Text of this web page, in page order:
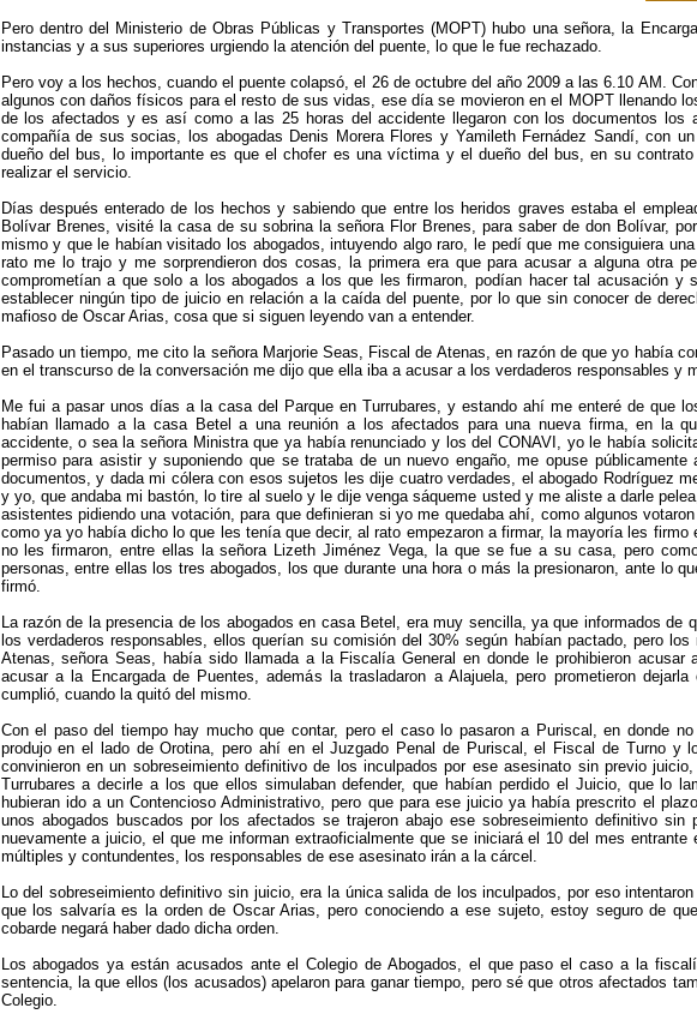
Pero dentro del Ministerio de Obras Públicas y Transportes (MOPT) hubo una señora, la
instancias y a sus superiores urgiendo la atención del puente, lo que le fue rechazado.
Pero voy a los hechos, cuando el puente colapsó, el 26 de octubre del año 2009 a las 6.10 AM.
algunos con daños físicos para el resto de sus vidas, ese día se movieron en el MOPT llenando
de los afectados y es así como a las 25 horas del accidente llegaron con los documentos los
compañía de sus socias, los abogadas Denis Morera Flores y Yamileth Fernádez Sandí, con
dueño del bus, lo importante es que el chofer es una víctima y el dueño del bus, en su
realizar el servicio.
Días después enterado de los hechos y sabiendo que entre los heridos graves estaba el
Bolívar Brenes, visité la casa de su sobrina la señora Flor Brenes, para saber de don Bolívar,
mismo y que le habían visitado los abogados, intuyendo algo raro, le pedí que me consiguiera
rato me lo trajo y me sorprendieron dos cosas, la primera era que para acusar a alguna otra
comprometían a que solo a los abogados a los que les firmaron, podían hacer tal acusación y
establecer ningún tipo de juicio en relación a la caída del puente, por lo que sin conocer de
mafioso de Oscar Arias, cosa que si siguen leyendo van a entender.
Pasado un tiempo, me cito la señora Marjorie Seas, Fiscal de Atenas, en razón de que yo había
en el transcurso de la conversación me dijo que ella iba a acusar a los verdaderos responsables y
Me fui a pasar unos días a la casa del Parque en Turrubares, y estando ahí me enteré de que
habían llamado a la casa Betel a una reunión a los afectados para una nueva firma, en la
accidente, o sea la señora Ministra que ya había renunciado y los del CONAVI, yo le había
permiso para asistir y suponiendo que se trataba de un nuevo engaño, me opuse
documentos, y dada mi cólera con esos sujetos les dije cuatro verdades, el abogado Rodríguez
y yo, que andaba mi bastón, lo tire al suelo y le dije venga sáqueme usted y me aliste a darle
asistentes pidiendo una votación, para que definieran si yo me quedaba ahí, como algunos
como ya yo había dicho lo que les tenía que decir, al rato empezaron a firmar, la mayoría les firmo
no les firmaron, entre ellas la señora Lizeth Jiménez Vega, la que se fue a su casa, pero
personas, entre ellas los tres abogados, los que durante una hora o más la presionaron, ante lo
firmó.
La razón de la presencia de los abogados en casa Betel, era muy sencilla, ya que informados de
los verdaderos responsables, ellos querían su comisión del 30% según habían pactado, pero
Atenas, señora Seas, había sido llamada a la Fiscalía General en donde le prohibieron acusar
acusar a la Encargada de Puentes, además la trasladaron a Alajuela, pero prometieron
cumplió, cuando la quitó del mismo.
Con el paso del tiempo hay mucho que contar, pero el caso lo pasaron a Puriscal, en donde
produjo en el lado de Orotina, pero ahí en el Juzgado Penal de Puriscal, el Fiscal de Turno y
convinieron en un sobreseimiento definitivo de los inculpados por ese asesinato sin previo
Turrubares a decirle a los que ellos simulaban defender, que habían perdido el Juicio, que lo
hubieran ido a un Contencioso Administrativo, pero que para ese juicio ya había prescrito el
unos abogados buscados por los afectados se trajeron abajo ese sobreseimiento definitivo
nuevamente a juicio, el que me informan extraoficialmente que se iniciará el 10 del mes
múltiples y contundentes, los responsables de ese asesinato irán a la cárcel.
Lo del sobreseimiento definitivo sin juicio, era la única salida de los inculpados, por eso
que los salvaría es la orden de Oscar Arias, pero conociendo a ese sujeto, estoy seguro de
cobarde negará haber dado dicha orden.
Los abogados ya están acusados ante el Colegio de Abogados, el que paso el caso a la
sentencia, la que ellos (los acusados) apelaron para ganar tiempo, pero sé que otros afectados
Colegio.